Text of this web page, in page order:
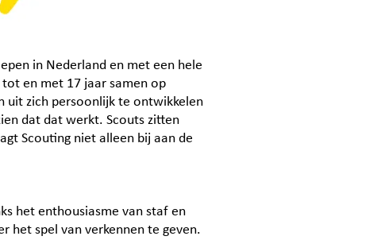
in Nederland en met een hele
tot en met 17 jaar samen op
uit zich persoonlijk te ontwikkelen
dat dat werkt. Scouts zitten
Scouting niet alleen bij aan de
het enthousiasme van staf en
het spel van verkennen te geven.